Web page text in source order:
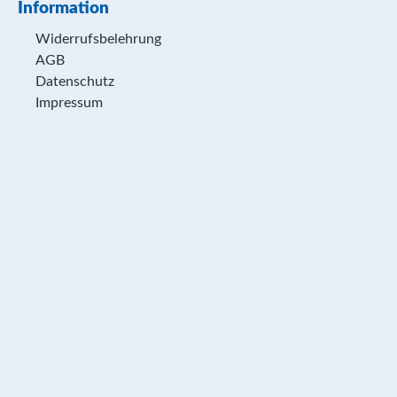
Information
Widerrufsbelehrung
AGB
Datenschutz
Impressum